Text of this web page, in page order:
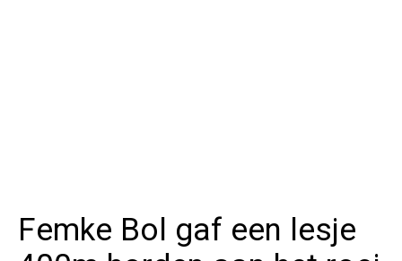
Femke Bol gaf een lesje